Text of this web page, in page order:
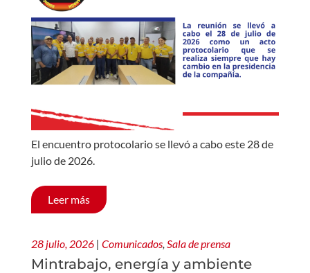
El encuentro protocolario se llevó a cabo este 28 de
julio de 2026.
Leer más
28 julio, 2026 | Comunicados Sala de prensa
Mintrabajo, energía y ambiente